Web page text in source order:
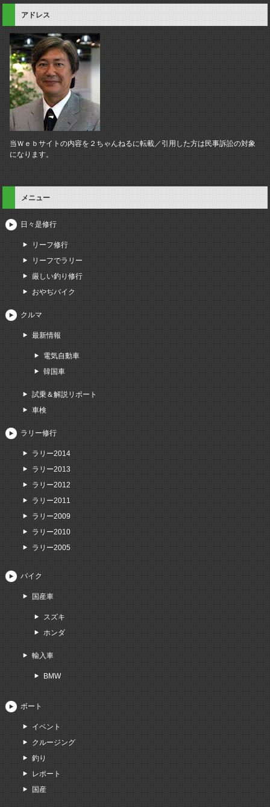
アドレス
当Ｗｅｂサイトの内容を２ちゃんねるに転載／引用した方は民事訴訟の対象
になります。
メニュー
日々是修行
リーフ修行
リーフでラリー
厳しい釣り修行
おやぢバイク
クルマ
最新情報
電気自動車
韓国車
試乗＆解説リポート
車検
ラリー修行
ラリー2014
ラリー2013
ラリー2012
ラリー2011
ラリー2009
ラリー2010
ラリー2005
バイク
国産車
スズキ
ホンダ
輸入車
BMW
ボート
イベント
クルージング
釣り
レポート
国産